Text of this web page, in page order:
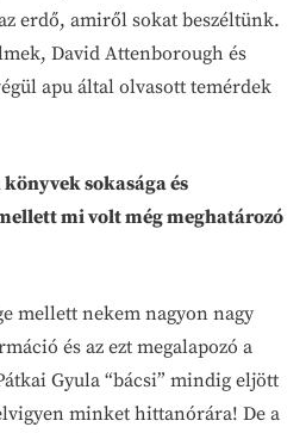
erdő, amiről sokat beszéltünk.
David Attenborough és
apu által olvasott temérdek
sokasága és
mi volt még meghatározó
mellett nekem nagyon nagy
és az ezt megalapozó a
Gyula “bácsi” mindig eljött
minket hittanórára! De a